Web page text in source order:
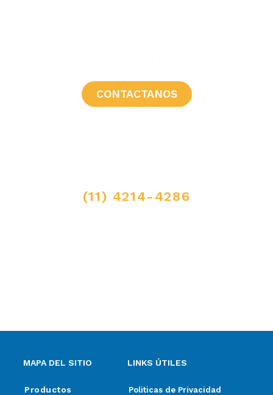
CONTACTANOS
(11) 4214-4286
MAPA DEL SITIO
Productos
LINKS ÚTILES
Politicas de Privacidad